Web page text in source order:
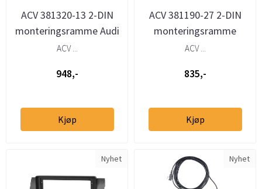
ACV 381320-13 2-DIN
monteringsramme Audi
A6 (2002–2004)
ACV ...
948,-
Kjøp
ACV 381190-27 2-DIN
monteringsramme
Mercedes Sprinter / VW
ACV ...
835,-
Kjøp
Nyhet Nyhet